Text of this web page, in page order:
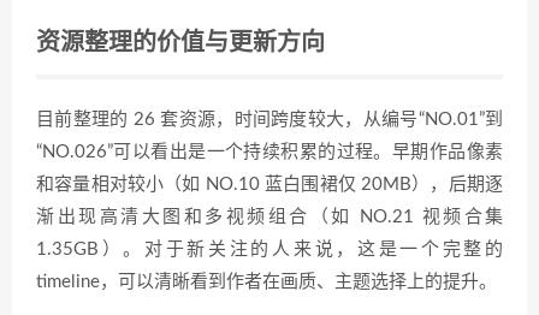
资源整理的价值与更新方向
目前整理的 26 套资源，时间跨度较大，从编号“NO.01”到
“NO.026”可以看出是一个持续积累的过程。早期作品像素
和容量相对较小（如 NO.10 蓝白围裙仅 20MB），后期逐
渐出现高清大图和多视频组合（如 NO.21 视频合集
1.35GB）。对于新关注的人来说，这是一个完整的
timeline，可以清晰看到作者在画质、主题选择上的提升。